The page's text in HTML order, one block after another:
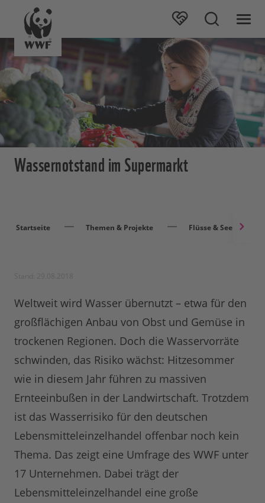
Wassernotstand im Supermarkt
Startseite Themen & Projekte Flüsse & Seen
Weltweit wird Wasser übernutzt – etwa für den
großflächigen Anbau von Obst und Gemüse in
trockenen Regionen. Doch die Wasservorräte
schwinden, das Risiko wächst: Hitzesommer
wie in diesem Jahr führen zu massiven
Ernteeinbußen in der Landwirtschaft. Trotzdem
ist das Wasserrisiko für den deutschen
Lebensmitteleinzelhandel offenbar noch kein
Thema. Das zeigt eine Umfrage des WWF unter
17 Unternehmen. Dabei trägt der
Lebensmitteleinzelhandel eine große